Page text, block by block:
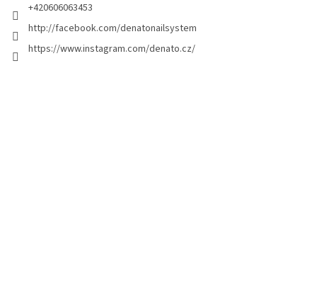
+420606063453
http://facebook.com/denatonailsystem
https://www.instagram.com/denato.cz/